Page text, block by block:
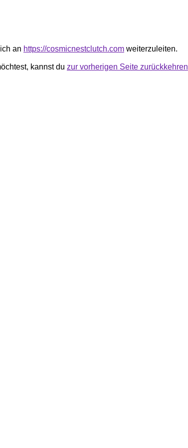
an https://cosmicnestclutch.com weiterzuleiten.
kannst du zur vorherigen Seite zurückkehren